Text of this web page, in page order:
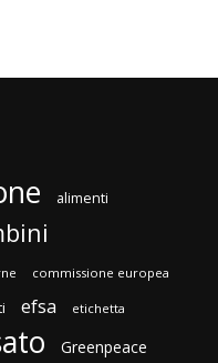
alimenti
commissione europea
efsa etichetta
Greenpeace